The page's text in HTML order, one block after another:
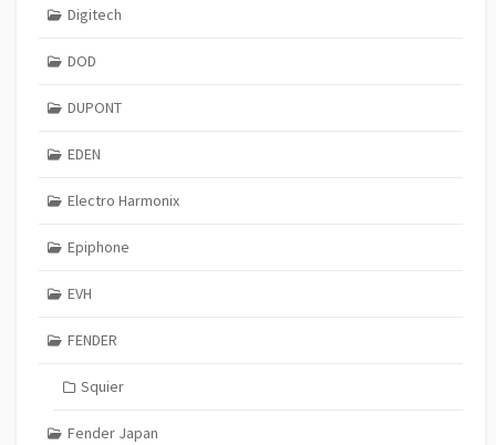
Digitech
DOD
DUPONT
EDEN
Electro Harmonix
Epiphone
EVH
FENDER
Squier
Fender Japan